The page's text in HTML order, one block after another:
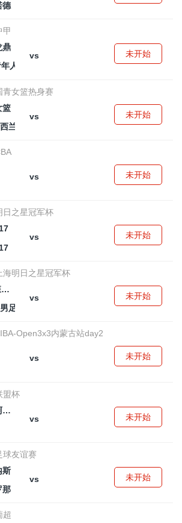
德
甲
鼎
vs
人
未开始
青女篮热身赛
篮
vs
兰U18女篮
未开始
vs
未开始
日之星冠军杯
vs
未开始
海明日之星冠军杯
vs
足U17
未开始
Open3x3内蒙古站day2
vs
未开始
盟杯
vs
未开始
球友谊赛
斯
vs
那
未开始
超